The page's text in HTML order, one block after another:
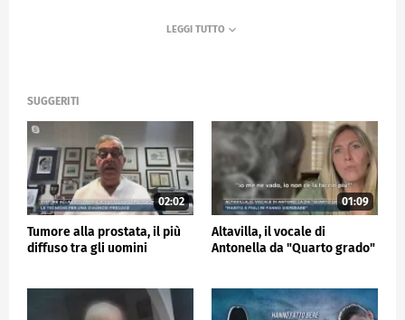
MATTINO CINQUE NEWS
SUGGERITI
02:02
Tumore alla prostata, il più
diffuso tra gli uomini
01:09
Altavilla, il vocale di
Antonella da "Quarto grado"